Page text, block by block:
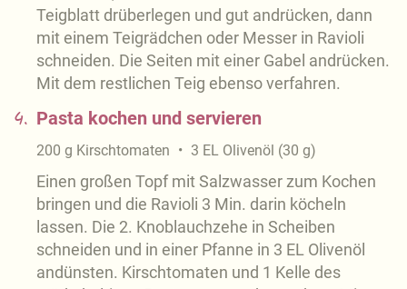
Teigblatt drüberlegen und gut andrücken, dann
mit einem Teigrädchen oder Messer in Ravioli
schneiden. Die Seiten mit einer Gabel andrücken.
Mit dem restlichen Teig ebenso verfahren.
4. Pasta kochen und servieren
200 g Kirschtomaten 3 EL Olivenöl (30 g)
Einen großen Topf mit Salzwasser zum Kochen
bringen und die Ravioli 3 Min. darin köcheln
lassen. Die 2. Knoblauchzehe in Scheiben
schneiden und in einer Pfanne in 3 EL Olivenöl
andünsten. Kirschtomaten und 1 Kelle des